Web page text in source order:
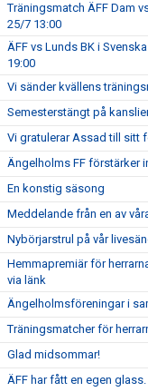
Träningsmatch ÄFF Dam
25/7 13:00
ÄFF vs Lunds BK i
19:00
Vi sänder kvällens
Semesterstängt på
Vi gratulerar Assad till sitt
Ängelholms FF förstärker
En konstig säsong
Meddelande från en av
Nybörjarstrul på vår
Hemmapremiär för
via länk
Ängelholmsföreningar i
Träningsmatcher för
Glad midsommar!
ÄFF har fått en egen glass.